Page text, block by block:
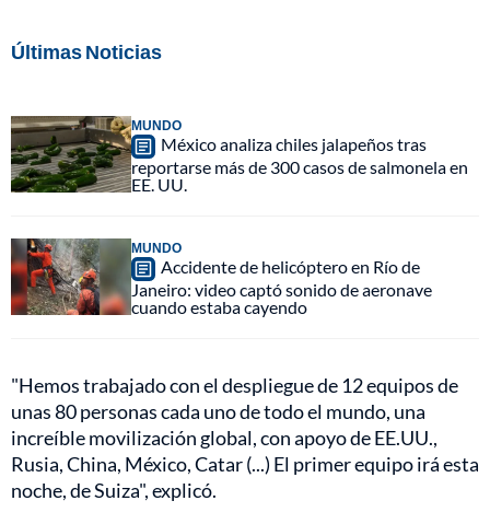
Últimas Noticias
MUNDO
México analiza chiles jalapeños tras
reportarse más de 300 casos de salmonela en
EE. UU.
MUNDO
Accidente de helicóptero en Río de
Janeiro: video captó sonido de aeronave
cuando estaba cayendo
"Hemos trabajado con el despliegue de 12 equipos de
unas 80 personas cada uno de todo el mundo, una
increíble movilización global, con apoyo de EE.UU.,
Rusia, China, México, Catar (...) El primer equipo irá esta
noche, de Suiza", explicó.